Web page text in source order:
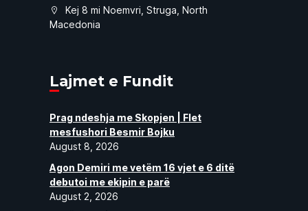
Kej 8 mi Noemvri, Struga, North
Macedonia
Lajmet e Fundit
Prag ndeshja me Skopjen | Flet
mesfushori Besmir Bojku
August 8, 2026
Agon Demiri me vetëm 16 vjet e 6 ditë
debutoi me ekipin e parë
August 2, 2026